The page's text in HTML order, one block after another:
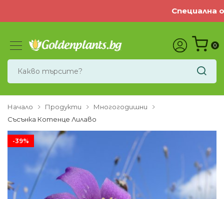
Специална
0
Начало Продукти
Многогодишни
Съсънка Котенце Лилаво
-39%